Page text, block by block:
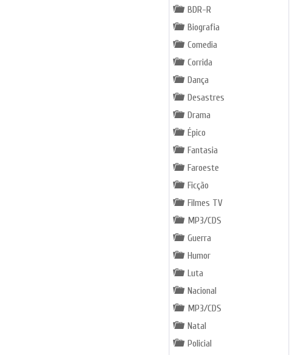
BDR-R
Biografia
Comedia
Corrida
Dança
Desastres
Drama
Épico
Fantasia
Faroeste
Ficção
Filmes TV
MP3/CDS
Guerra
Humor
Luta
Nacional
MP3/CDS
Natal
Policial